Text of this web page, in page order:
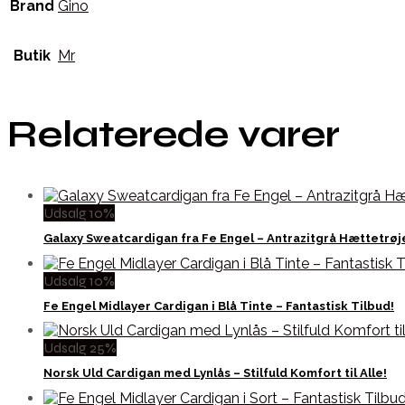
Brand Gino
Butik Mr
Relaterede varer
Udsalg 10%
Galaxy Sweatcardigan fra Fe Engel – Antrazitgrå
Udsalg 10%
Fe Engel Midlayer Cardigan i Blå Tinte – Fantastisk Tilbud!
Udsalg 25%
Norsk Uld Cardigan med Lynlås – Stilfuld Komfort til Alle!